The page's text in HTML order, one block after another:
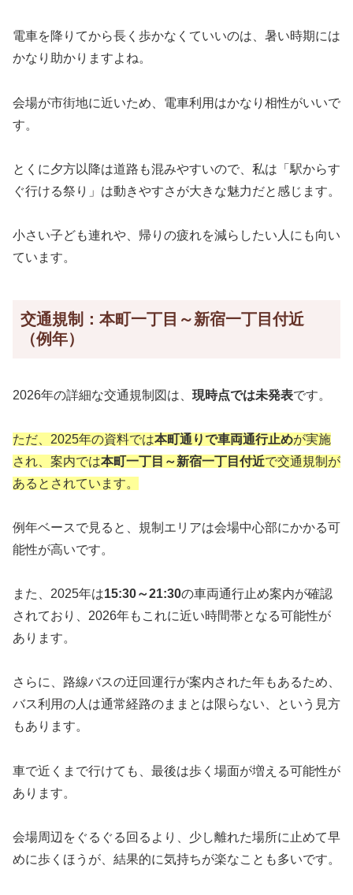
電車を降りてから長く歩かなくていいのは、暑い時期には
かなり助かりますよね。
会場が市街地に近いため、電車利用はかなり相性がいいで
す。
とくに夕方以降は道路も混みやすいので、私は「駅からす
ぐ行ける祭り」は動きやすさが大きな魅力だと感じます。
小さい子ども連れや、帰りの疲れを減らしたい人にも向い
ています。
交通規制：本町一丁目～新宿一丁目付近
（例年）
2026年の詳細な交通規制図は、 現時点では未発表です。
ただ、2025年の資料では本町通りで車両通行止めが実施
され、案内では本町一丁目～新宿一丁目付近で交通規制が
あるとされています。
例年ベースで見ると、規制エリアは会場中心部にかかる可
能性が高いです。
また、2025年は15:30～21:30の車両通行止め案内が確認
されており、2026年もこれに近い時間帯となる可能性が
あります。
さらに、路線バスの迂回運行が案内された年もあるため、
バス利用の人は通常経路のままとは限らない、という見方
もあります。
車で近くまで行けても、最後は歩く場面が増える可能性が
あります。
会場周辺をぐるぐる回るより、少し離れた場所に止めて早
めに歩くほうが、結果的に気持ちが楽なことも多いです。